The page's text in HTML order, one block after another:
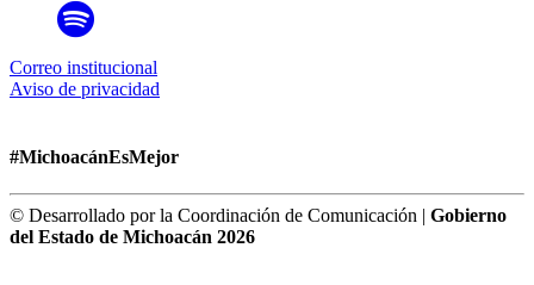
Correo institucional
Aviso de privacidad
#MichoacánEsMejor
© Desarrollado por la Coordinación de Comunicación | Gobierno
del Estado de Michoacán 2026